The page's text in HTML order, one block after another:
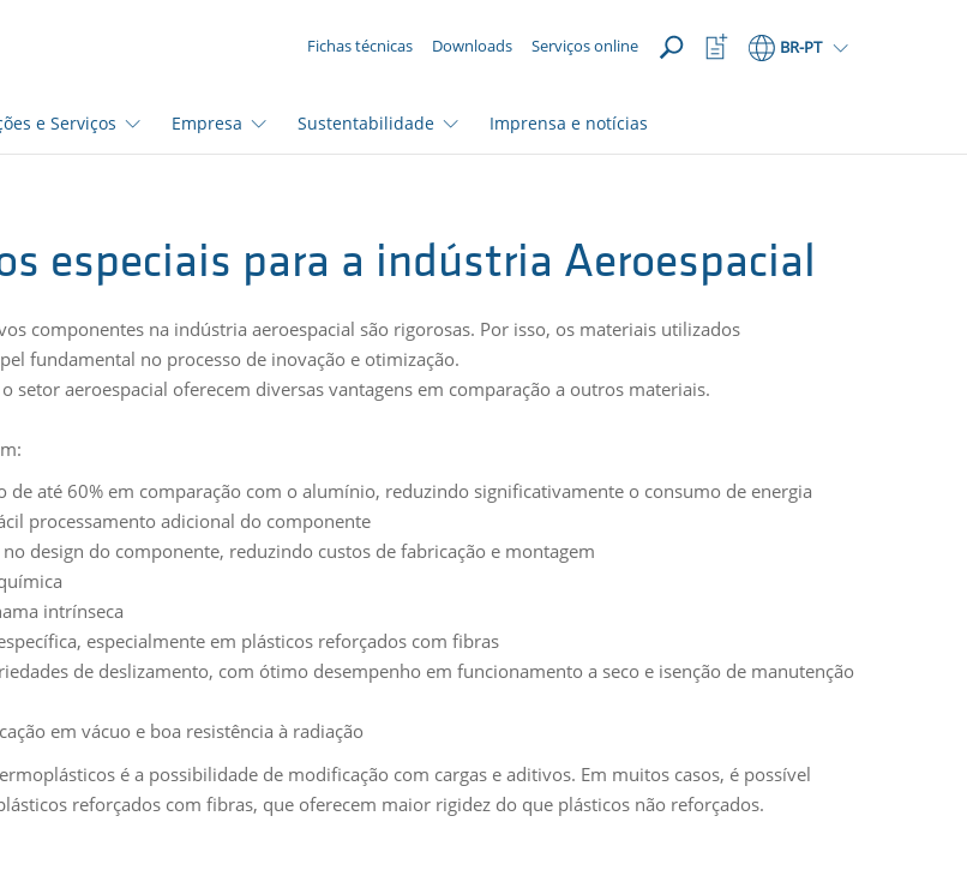
Fichas técnicas Downloads Serviços online BR-PT
Abrir
lista
e Serviços Empresa Sustentabilidade Imprensa e notícias
especiais para a indústria Aeroespacial
componentes na indústria aeroespacial são rigorosas. Por isso, os materiais utilizados
fundamental no processo de inovação e otimização.
setor aeroespacial oferecem diversas vantagens em comparação a outros materiais.
de até 60% em comparação com o alumínio, reduzindo significativamente o consumo de energia
processamento adicional do componente
design do componente, reduzindo custos de fabricação e montagem
intrínseca
especialmente em plásticos reforçados com fibras
de deslizamento, com ótimo desempenho em funcionamento a seco e isenção de manutenção
em vácuo e boa resistência à radiação
é a possibilidade de modificação com cargas e aditivos. Em muitos casos, é possível
reforçados com fibras, que oferecem maior rigidez do que plásticos não reforçados.